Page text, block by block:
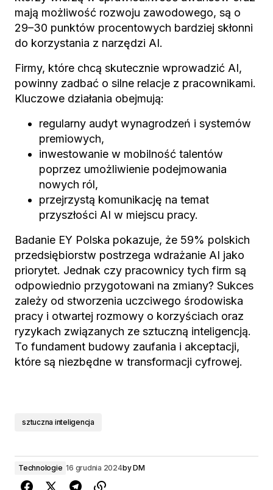
mają możliwość rozwoju zawodowego, są o
29–30 punktów procentowych bardziej skłonni
do korzystania z narzędzi AI.
Firmy, które chcą skutecznie wprowadzić AI,
powinny zadbać o silne relacje z pracownikami.
Kluczowe działania obejmują:
regularny audyt wynagrodzeń i systemów
premiowych,
inwestowanie w mobilność talentów
poprzez umożliwienie podejmowania
nowych ról,
przejrzystą komunikację na temat
przyszłości AI w miejscu pracy.
Badanie EY Polska pokazuje, że 59% polskich
przedsiębiorstw postrzega wdrażanie AI jako
priorytet. Jednak czy pracownicy tych firm są
odpowiednio przygotowani na zmiany? Sukces
zależy od stworzenia uczciwego środowiska
pracy i otwartej rozmowy o korzyściach oraz
ryzykach związanych ze sztuczną inteligencją.
To fundament budowy zaufania i akceptacji,
które są niezbędne w transformacji cyfrowej.
sztuczna inteligencja
Technologie 16 grudnia 2024byDM